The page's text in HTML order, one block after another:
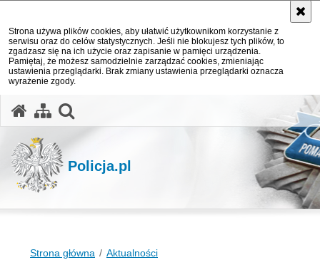
Strona używa plików cookies, aby ułatwić użytkownikom korzystanie z
serwisu oraz do celów statystycznych. Jeśli nie blokujesz tych plików, to
zgadzasz się na ich użycie oraz zapisanie w pamięci urządzenia.
Pamiętaj, że możesz samodzielnie zarządzać cookies, zmieniając
ustawienia przeglądarki. Brak zmiany ustawienia przeglądarki oznacza
wyrażenie zgody.
Policja.pl
Strona główna Aktualności